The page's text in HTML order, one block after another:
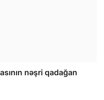
nəşri qadağan